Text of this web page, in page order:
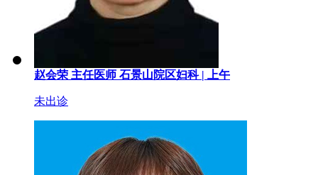
赵会荣 主任医师 石景山院区妇科 | 上午
未出诊